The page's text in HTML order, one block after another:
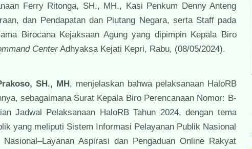
Ferry Ritonga, SH., MH., Kasi Penkum Denny Anteng
dan Pendapatan dan Piutang Negara, serta Staff pada
Birocana Kejaksaan Agung yang dipimpin Kepala Biro
Center Adhyaksa Kejati Kepri, Rabu, (08/05/2024).
SH., MH, menjelaskan bahwa pelaksanaan HaloRB
sebagaimana Surat Kepala Biro Perencanaan Nomor: B-
Jadwal Pelaksanaan HaloRB Tahun 2024, dengan tema
yang meliputi Sistem Informasi Pelayanan Publik Nasional
Aspirasi dan Pengaduan Online Rakyat